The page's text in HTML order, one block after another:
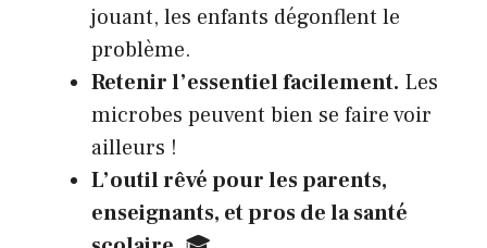
jouant, les enfants dégonflent le
problème.
Retenir l’essentiel facilement. Les
microbes peuvent bien se faire voir
ailleurs !
L’outil rêvé pour les parents,
enseignants, et pros de la santé